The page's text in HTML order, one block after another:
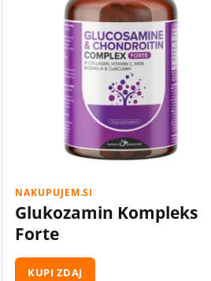
NAKUPUJEM.SI
Glukozamin Kompleks
Forte
KUPI ZDAJ